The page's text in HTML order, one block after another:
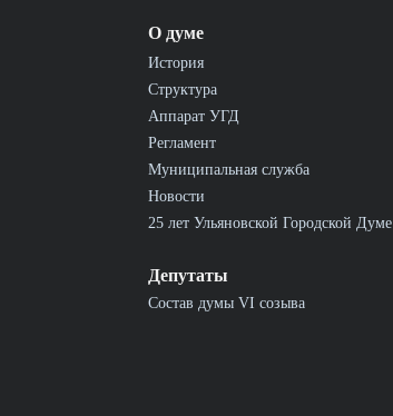
О думе
История
Структура
Аппарат УГД
Регламент
Муниципальная служба
Новости
25 лет Ульяновской Городской Думе
Депутаты
Состав думы VI созыва